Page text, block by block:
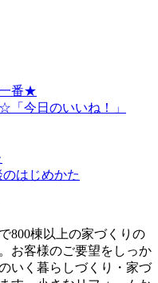
番★
「今日のいいね！」
はじめかた
800棟以上の家づくりの
お客様のご要望をしっか
いく暮らしづくり・家づ